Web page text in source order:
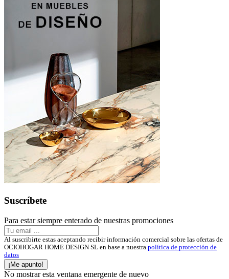
Suscríbete
Para estar siempre enterado de nuestras promociones
Al suscribirte estas aceptando recibir información comercial sobre las ofertas de
OCIOHOGAR HOME DESIGN SL en base a nuestra política de protección de
datos
¡Me apunto!
No mostrar esta ventana emergente de nuevo